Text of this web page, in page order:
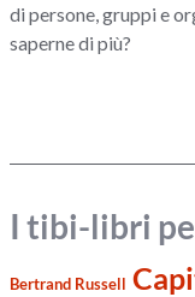
di persone, gruppi e
saperne di più?
I tibi-libri
Bertrand Russell